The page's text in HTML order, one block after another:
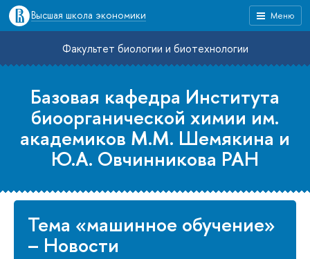
Меню
Высшая школа экономики
Факультет биологии и биотехнологии
Базовая кафедра Института
биоорганической химии им.
академиков М.М. Шемякина и
Ю.А. Овчинникова РАН
Тема «машинное обучение»
– Новости